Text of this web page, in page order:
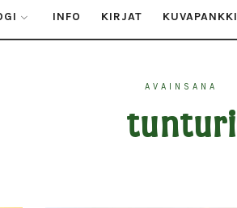
INFO KIRJAT KUVAPANKKI
AVAINSANA
tunturi